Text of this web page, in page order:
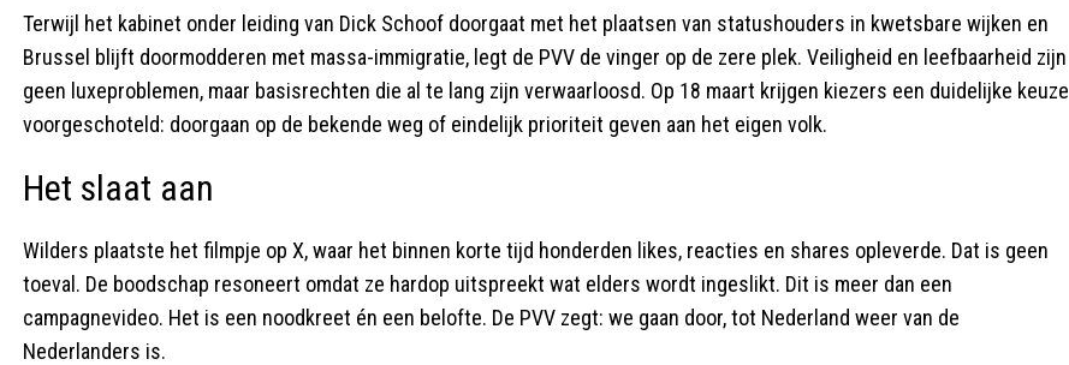
Terwijl het kabinet onder leiding van Dick Schoof doorgaat met het plaatsen van statushouders in kwetsbare wijken en
Brussel blijft doormodderen met massa-immigratie, legt de PVV de vinger op de zere plek. Veiligheid en leefbaarheid zijn
geen luxeproblemen, maar basisrechten die al te lang zijn verwaarloosd. Op 18 maart krijgen kiezers een duidelijke keuze
voorgeschoteld: doorgaan op de bekende weg of eindelijk prioriteit geven aan het eigen volk.
Het slaat aan
Wilders plaatste het filmpje op X, waar het binnen korte tijd honderden likes, reacties en shares opleverde. Dat is geen
toeval. De boodschap resoneert omdat ze hardop uitspreekt wat elders wordt ingeslikt. Dit is meer dan een
campagnevideo. Het is een noodkreet én een belofte. De PVV zegt: we gaan door, tot Nederland weer van de
Nederlanders is.